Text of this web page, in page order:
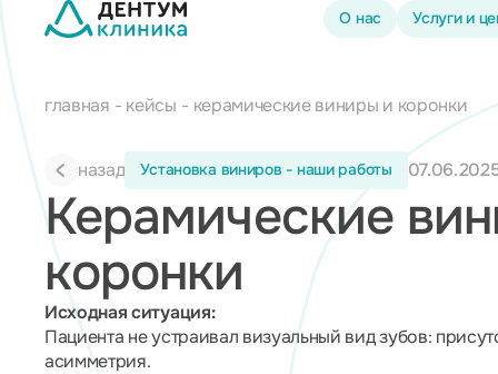
О нас Услуги и
главная кейсы керамические виниры и коронки
назад Установка виниров - наши работы
Керамические
коронки
Исходная ситуация:
Пациента не устраивал визуальный вид зубов:
асимметрия.